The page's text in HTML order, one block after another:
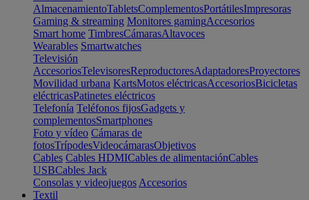
AlmacenamientoTabletsComplementosPortátilesImpresoras
Gaming & streaming Monitores gamingAccesorios
Smart home TimbresCámarasAltavoces
Wearables Smartwatches
Televisión
AccesoriosTelevisoresReproductoresAdaptadoresProyectores
Movilidad urbana KartsMotos eléctricasAccesoriosBicicletas
eléctricasPatinetes eléctricos
Telefonía Teléfonos fijosGadgets y
complementosSmartphones
Foto y vídeo Cámaras de
fotosTrípodesVideocámarasObjetivos
Cables Cables HDMICables de alimentaciónCables
USBCables Jack
Consolas y videojuegos Accesorios
Textil